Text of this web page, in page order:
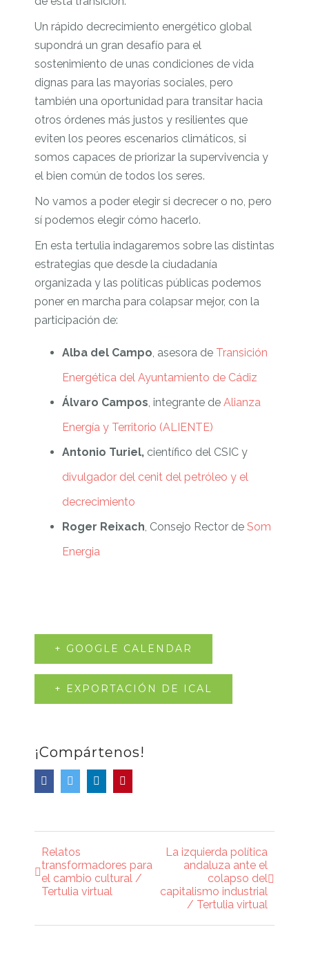
Un rápido decrecimiento energético global
supondrá un gran desafío para el
sostenimiento de unas condiciones de vida
dignas para las mayorías sociales, pero
también una oportunidad para transitar hacia
otros órdenes más justos y resilientes que
eviten los peores escenarios climáticos, si
somos capaces de priorizar la supervivencia y
el bien común de todos los seres.
No vamos a poder elegir si decrecer o no, pero
sí podemos elegir cómo hacerlo.
En esta tertulia indagaremos sobre las distintas
estrategias que desde la ciudadanía
organizada y las políticas públicas podemos
poner en marcha para colapsar mejor, con la
participación de:
Alba del Campo, asesora de Transición
Energética del Ayuntamiento de Cádiz
Álvaro Campos, integrante de Alianza
Energía y Territorio (ALIENTE)
Antonio Turiel, científico del CSIC y
divulgador del cenit del petróleo y el
decrecimiento
Roger Reixach, Consejo Rector de Som
Energia
+ GOOGLE CALENDAR
+ EXPORTACIÓN DE ICAL
¡Compártenos!
FacebookTwitter LinkedIn
Navegación
del
Relatos
transformadores para
el cambio cultural /
Tertulia virtual
La izquierda política
andaluza ante el
colapso del
capitalismo industrial
/ Tertulia virtual